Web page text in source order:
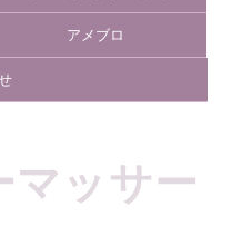
アメブロ
マッサー